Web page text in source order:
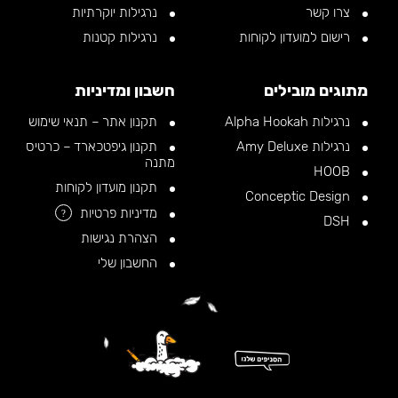
צרו קשר
רישום למועדון לקוחות
נרגילות יוקרתיות
נרגילות קטנות
מתוגים מובילים
נרגילות Alpha Hookah
נרגילות Amy Deluxe
חשבון ומדיניות
תקנון אתר – תנאי שימוש
תקנון גיפטכארד – כרטיס
מתנה
תקנון מועדון לקוחות
מדיניות פרטיות
?
הצהרת נגישות
החשבון שלי